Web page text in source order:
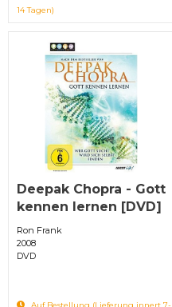
14 Tagen)
Deepak Chopra - Gott
kennen lernen [DVD]
Ron Frank
2008
DVD